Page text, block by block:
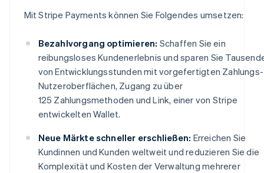
Mit Stripe Payments können Sie Folgendes umsetzen:
Bezahlvorgang optimieren: Schaffen Sie ein
reibungsloses Kundenerlebnis und sparen Sie
von Entwicklungsstunden mit vorgefertigten Zahlungs-
Nutzeroberflächen, Zugang zu über
125 Zahlungsmethoden und Link, einer von Stripe
entwickelten Wallet.
Neue Märkte schneller erschließen: Erreichen Sie
Kundinnen und Kunden weltweit und reduzieren Sie die
Komplexität und Kosten der Verwaltung mehrerer